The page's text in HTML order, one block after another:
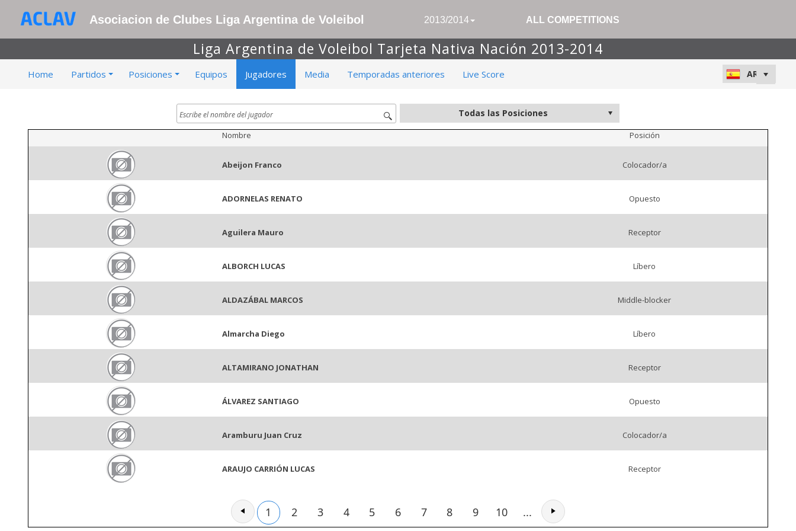
Asociacion de Clubes Liga Argentina de Voleibol 2013/2014 ALL COMPETITIONS
Liga Argentina de Voleibol Tarjeta Nativa Nación 2013-2014
Home Partidos Posiciones Equipos Jugadores Media Temporadas anteriores Live Score
Nombre Posición
Abeijon Franco Colocador/a
ADORNELAS RENATO Opuesto
Aguilera Mauro Receptor
ALBORCH LUCAS Líbero
ALDAZÁBAL MARCOS Middle-blocker
Almarcha Diego Líbero
ALTAMIRANO JONATHAN Receptor
ÁLVAREZ SANTIAGO Opuesto
Aramburu Juan Cruz Colocador/a
ARAUJO CARRIÓN LUCAS Receptor
1 2 3 4 5 6 7 8 9 10 ...